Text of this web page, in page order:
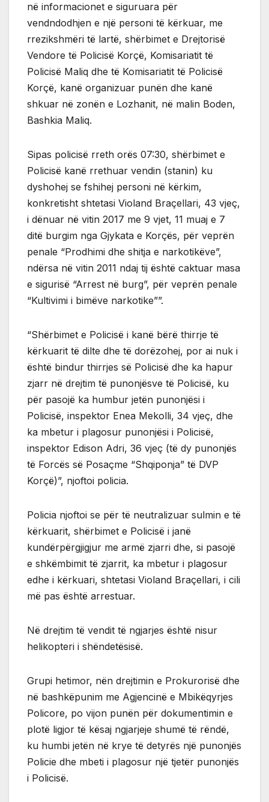
në informacionet e siguruara për
vendndodhjen e një personi të kërkuar, me
rrezikshmëri të lartë, shërbimet e Drejtorisë
Vendore të Policisë Korçë, Komisariatit të
Policisë Maliq dhe të Komisariatit të Policisë
Korçë, kanë organizuar punën dhe kanë
shkuar në zonën e Lozhanit, në malin Boden,
Bashkia Maliq.
Sipas policisë rreth orës 07:30, shërbimet e
Policisë kanë rrethuar vendin (stanin) ku
dyshohej se fshihej personi në kërkim,
konkretisht shtetasi Violand Braçellari, 43 vjeç,
i dënuar në vitin 2017 me 9 vjet, 11 muaj e 7
ditë burgim nga Gjykata e Korçës, për veprën
penale “Prodhimi dhe shitja e narkotikëve”,
ndërsa në vitin 2011 ndaj tij është caktuar masa
e sigurisë “Arrest në burg”, për veprën penale
“Kultivimi i bimëve narkotike””.
“Shërbimet e Policisë i kanë bërë thirrje të
kërkuarit të dilte dhe të dorëzohej, por ai nuk i
është bindur thirrjes së Policisë dhe ka hapur
zjarr në drejtim të punonjësve të Policisë, ku
për pasojë ka humbur jetën punonjësi i
Policisë, inspektor Enea Mekolli, 34 vjeç, dhe
ka mbetur i plagosur punonjësi i Policisë,
inspektor Edison Adri, 36 vjeç (të dy punonjës
të Forcës së Posaçme “Shqiponja” të DVP
Korçë)”, njoftoi policia.
Policia njoftoi se për të neutralizuar sulmin e të
kërkuarit, shërbimet e Policisë i janë
kundërpërgjigjur me armë zjarri dhe, si pasojë
e shkëmbimit të zjarrit, ka mbetur i plagosur
edhe i kërkuari, shtetasi Violand Braçellari, i cili
më pas është arrestuar.
Në drejtim të vendit të ngjarjes është nisur
helikopteri i shëndetësisë.
Grupi hetimor, nën drejtimin e Prokurorisë dhe
në bashkëpunim me Agjencinë e Mbikëqyrjes
Policore, po vijon punën për dokumentimin e
plotë ligjor të kësaj ngjarjeje shumë të rëndë,
ku humbi jetën në krye të detyrës një punonjës
Policie dhe mbeti i plagosur një tjetër punonjës
i Policisë.